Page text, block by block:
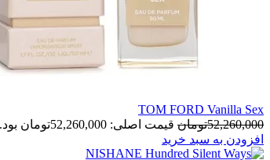
TOM FORD Vanilla Sex
52,260,000تومان قیمت اصلی: 52,260,000تومان بود.
افزودن به سبد خرید